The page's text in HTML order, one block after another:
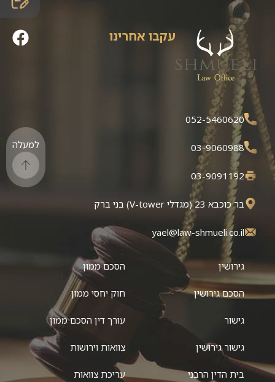
עקבו אחרינו
052-5460620
03-9060988
03-9091192
בר כוכבא 23 (מגדלי V-tower) בני ברק
yael@law-shmueli.co.il
גירושין
הסכם גירושין
גישור
גישור גירושין
בית הדין הרבני
הסכם ממון
חוק יחסי ממון
עורך דין הסכם ממון
צוואות וירושות
עריכת צוואות
למעלה